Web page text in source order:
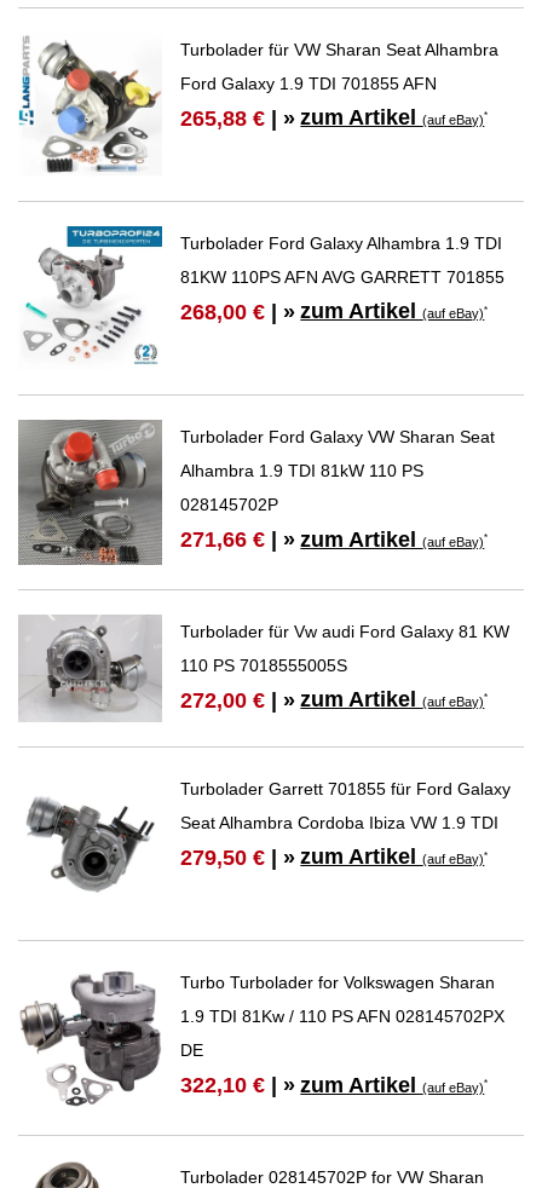
Turbolader für VW Sharan Seat Alhambra
Ford Galaxy 1.9 TDI 701855 AFN
265,88 € | » zum Artikel(auf eBay)*
Turbolader Ford Galaxy Alhambra 1.9 TDI
81KW 110PS AFN AVG GARRETT 701855
268,00 € | » zum Artikel(auf eBay)*
Turbolader Ford Galaxy VW Sharan Seat
Alhambra 1.9 TDI 81kW 110 PS
028145702P
271,66 € | » zum Artikel(auf eBay)*
Turbolader für Vw audi Ford Galaxy 81 KW
110 PS 7018555005S
272,00 € | » zum Artikel(auf eBay)*
Turbolader Garrett 701855 für Ford Galaxy
Seat Alhambra Cordoba Ibiza VW 1.9 TDI
279,50 € | » zum Artikel(auf eBay)*
Turbo Turbolader for Volkswagen Sharan
1.9 TDI 81Kw / 110 PS AFN 028145702PX
DE
322,10 € | » zum Artikel(auf eBay)*
Turbolader 028145702P for VW Sharan